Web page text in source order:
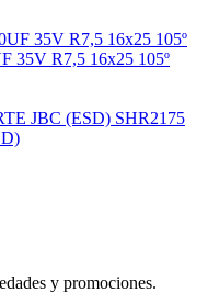
35V R7,5 16x25 105º
SHR2175
y promociones.